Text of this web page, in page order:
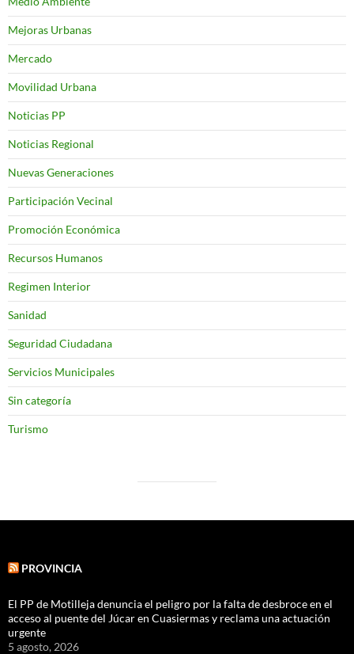
Mejoras Urbanas
Mercado
Movilidad Urbana
Noticias PP
Noticias Regional
Nuevas Generaciones
Participación Vecinal
Promoción Económica
Recursos Humanos
Regimen Interior
Sanidad
Seguridad Ciudadana
Servicios Municipales
Sin categoría
Turismo
PROVINCIA
El PP de Motilleja denuncia el peligro por la falta de desbroce en el
acceso al puente del Júcar en Cuasiermas y reclama una actuación
urgente
5 agosto, 2026